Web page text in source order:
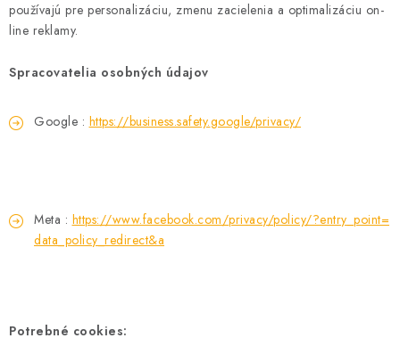
používajú pre personalizáciu, zmenu zacielenia a optimalizáciu on-
line reklamy.
Spracovatelia osobných údajov
Google : https://business.safety.google/privacy/
Meta : https://www.facebook.com/privacy/policy/?entry_point=
data_policy_redirect&a
Potrebné cookies: